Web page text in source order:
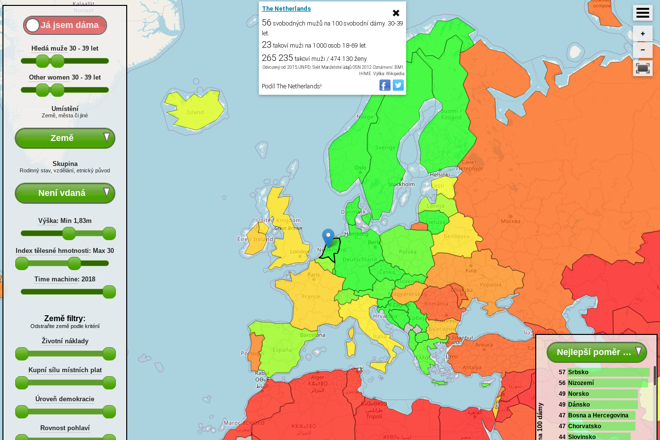
The Netherlands
56 svobodných mužů na 100 svobodní dámy. 30-39
let.
23 takoví muži na 1000 osob 18-69 let.
265 235 takoví muži / 474 130 ženy.
Odvozený od: 2015, UNPD. Svět Manželství údajů OSN 2012 Oznámení. BMI:
IHME. Výška: Wikipedia
Podíl The Netherlands!
Hledá muže 30 - 39 let
Other women 30 - 39 let
Umístění
Země, města či jiné
Země
Skupina
Rodinný stav, vzdělání, etnický původ
Není vdaná
Index tělesné hmotnosti: Max 30
Výška: Min 1,83m
Time machine: 2018
Země filtry:
Odstraňte země podle kritérií
Životní náklady
Kupní sílu místních plat
Úroveň demokracie
Rovnost pohlaví
Nejlepší poměr místa
Srbsko
57
Nizozemí
56
Norsko
49
Dánsko
49
Bosna a Hercegovina
47
Chorvatsko
47
Slovinsko
44